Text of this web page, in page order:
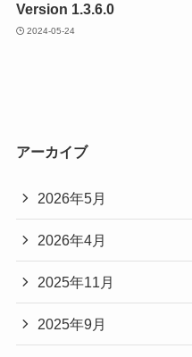
Version 1.3.6.0
2024-05-24
アーカイブ
2026年5月
2026年4月
2025年11月
2025年9月